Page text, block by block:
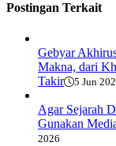
Postingan Terkait
Gebyar
Makna, dari
Takir​
5 Jun
Agar Sejarah
Gunakan
2026